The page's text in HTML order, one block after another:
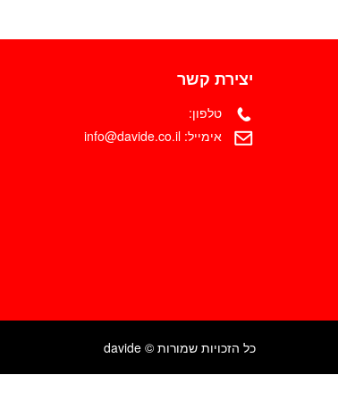
יצירת קשר
טלפון:
אימייל: info@davide.co.il
כל הזכויות שמורות © davide